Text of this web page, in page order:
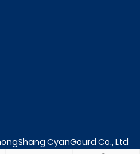
CyanGourd Co., Ltd